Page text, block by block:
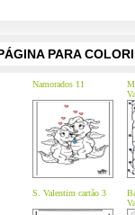
PARA
Namorados 11
S. Valentim cartão 3